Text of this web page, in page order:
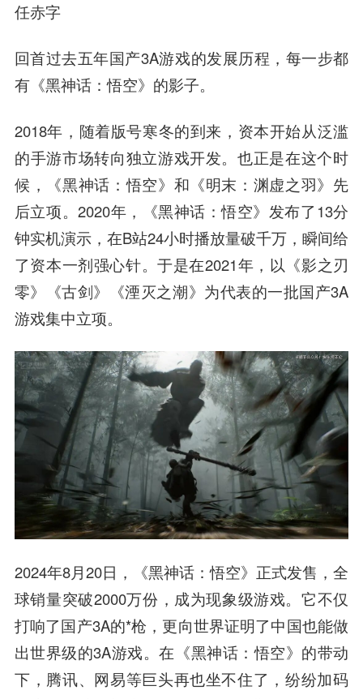
任赤字
回首过去五年国产3A游戏的发展历程，每一步都
有《黑神话：悟空》的影子。
2018年，随着版号寒冬的到来，资本开始从泛滥
的手游市场转向独立游戏开发。也正是在这个时
候，《黑神话：悟空》和《明末：渊虚之羽》先
后立项。2020年，《黑神话：悟空》发布了13分
钟实机演示，在B站24小时播放量破千万，瞬间给
了资本一剂强心针。于是在2021年，以《影之刃
零》《古剑》《湮灭之潮》为代表的一批国产3A
游戏集中立项。
2024年8月20日，《黑神话：悟空》正式发售，全
球销量突破2000万份，成为现象级游戏。它不仅
打响了国产3A的*枪，更向世界证明了中国也能做
出世界级的3A游戏。在《黑神话：悟空》的带动
下，腾讯、网易等巨头再也坐不住了，纷纷加码